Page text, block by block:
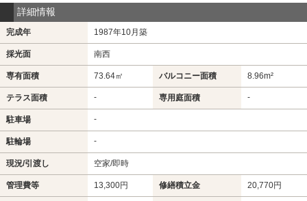
詳細情報
完成年 1987年10月築
採光面 南西
専有面積 73.64㎡ バルコニー面積 8.96m²
テラス面積 - 専用庭面積 -
駐車場 -
駐輪場 -
現況/引渡し 空家/即時
管理費等 13,300円 修繕積立金 20,770円